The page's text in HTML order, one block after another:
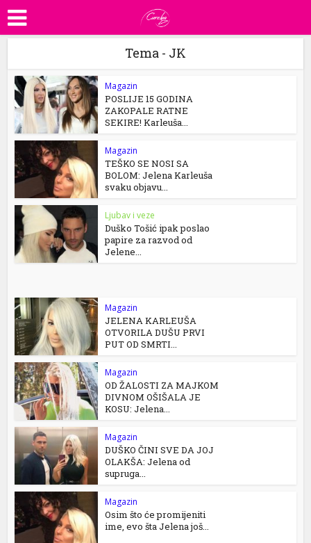
Tema - JK
Magazin
POSLIJE 15 GODINA
ZAKOPALE RATNE
SEKIRE! Karleuša...
Magazin
TEŠKO SE NOSI SA
BOLOM: Jelena Karleuša
svaku objavu...
Ljubav i veze
Duško Tošić ipak poslao
papire za razvod od
Jelene...
Magazin
JELENA KARLEUŠA
OTVORILA DUŠU PRVI
PUT OD SMRTI...
Magazin
OD ŽALOSTI ZA MAJKOM
DIVNOM OŠIŠALA JE
KOSU: Jelena...
Magazin
DUŠKO ČINI SVE DA JOJ
OLAKŠA: Jelena od
supruga...
Magazin
Osim što će promijeniti
ime, evo šta Jelena još...